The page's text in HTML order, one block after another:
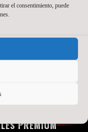
el consentimiento, puede
PREMIUM